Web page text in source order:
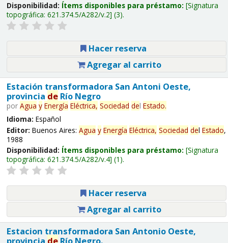
Disponibilidad: Ítems disponibles para préstamo: Signatura
topográfica: 621.374.5/A282/v.2 (3).
Hacer reserva
Agregar al carrito
Estación transformadora San Antoni Oeste,
provincia deRío Negro
por Agua y Energía Eléctrica, Sociedad del Estado.
Idioma: Español
Editor: Buenos Aires: Agua y Energía Eléctrica, Sociedad del Estado,
1988
Disponibilidad: Ítems disponibles para préstamo: Signatura
topográfica: 621.374.5/A282/v.4 (1).
Hacer reserva
Agregar al carrito
Estacion transformadora San Antonio Oeste,